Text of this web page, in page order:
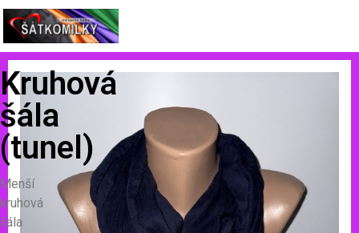
Kruhová
šála
(tunel)
Menší
kruhová
šála